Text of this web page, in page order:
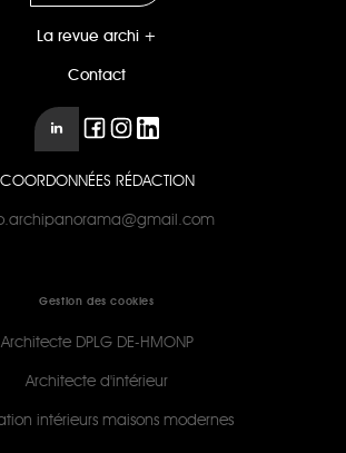
La revue archi +
Contact
COORDONNÉES RÉDACTION
Gestion des cookies
Architecte DPLG DE-HMONP
Architecte d'intérieur
intérieurs maisons modernes